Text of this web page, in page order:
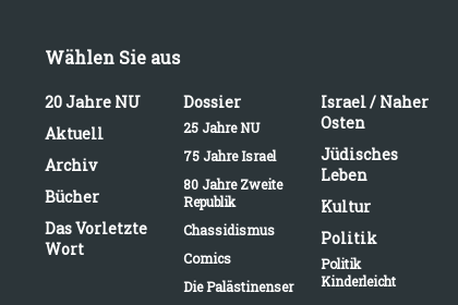
Wählen Sie aus
20 Jahre NU
Aktuell
Archiv
Bücher
Das Vorletzte
Wort
Dossier
25 Jahre NU
75 Jahre Israel
80 Jahre Zweite
Republik
Chassidismus
Comics
Die Palästinenser
Israel / Naher
Osten
Jüdisches
Leben
Kultur
Politik
Politik
Kinderleicht